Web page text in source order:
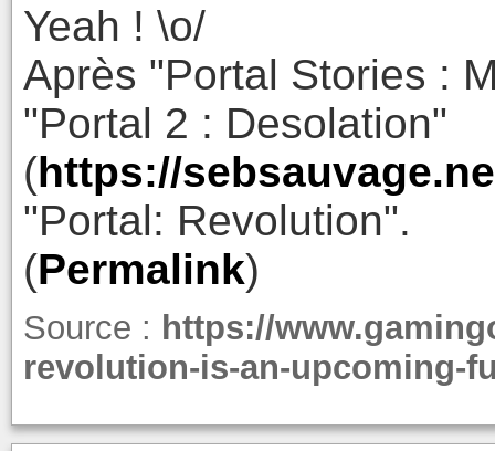
Yeah ! \o/
Après "Portal Stories :
"Portal 2 : Desolation"
(https://
"Portal: Revolution".
(Permalink)
Source : https://
revolution-is-an-upcoming-